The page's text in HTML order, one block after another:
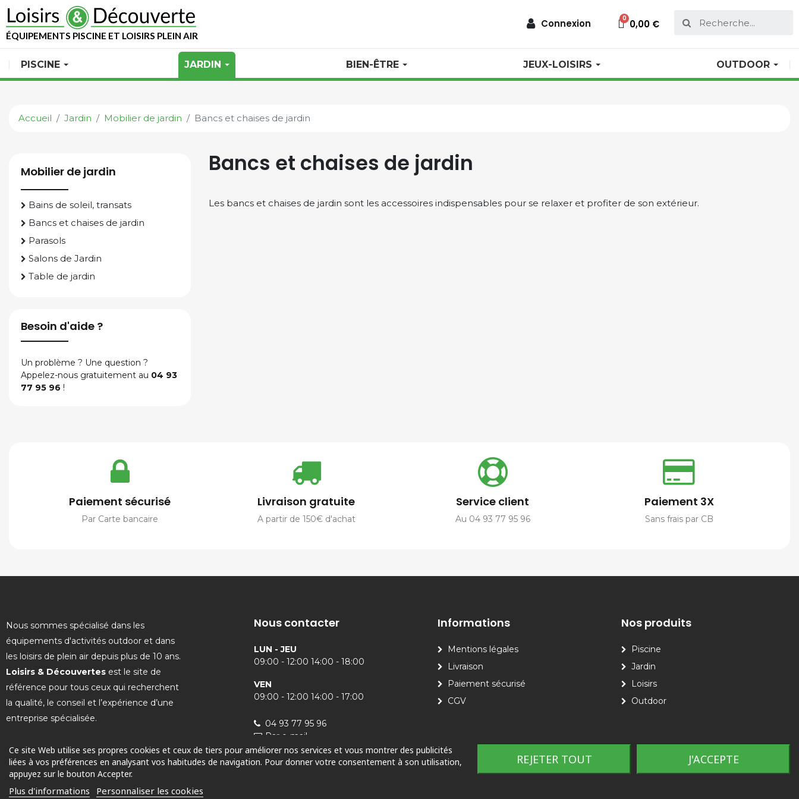
ÉQUIPEMENTS PISCINE ET LOISIRS PLEIN AIR
Connexion 0,00 €
PISCINE JARDIN BIEN-ÊTRE JEUX-LOISIRS OUTDOOR
Accueil Jardin Mobilier de jardin Bancs et chaises de jardin
Mobilier de jardin
Bains de soleil, transats
Bancs et chaises de jardin
Parasols
Salons de Jardin
Table de jardin
Besoin d'aide ?
Un problème ? Une question ?
Appelez-nous gratuitement au 04 93
77 95 96 !
Bancs et chaises de jardin
Les bancs et chaises de jardin sont les accessoires indispensables pour se relaxer et profiter de son extérieur.
Paiement sécurisé
Par Carte bancaire
Livraison gratuite
A partir de 150€ d'achat
Service client
Au 04 93 77 95 96
Paiement 3X
Sans frais par CB
Nous sommes spécialisé dans les
équipements d'activités outdoor et dans
les loisirs de plein air depuis plus de 10 ans.
Loisirs & Découvertes est le site de
référence pour tous ceux qui recherchent
la qualité, le conseil et l’expérience d’une
entreprise spécialisée.
Nous contacter
LUN - JEU
09:00 - 12:00 14:00 - 18:00
VEN
09:00 - 12:00 14:00 - 17:00
04 93 77 95 96
Par e-mail
Informations
Mentions légales
Livraison
Paiement sécurisé
CGV
Nos produits
Piscine
Jardin
Loisirs
Outdoor
© 2025 Tous droits réservés
Ce site Web utilise ses propres cookies et ceux de tiers pour améliorer nos services et vous montrer des publicités
liées à vos préférences en analysant vos habitudes de navigation. Pour donner votre consentement à son utilisation,
appuyez sur le bouton Accepter.
Plus d'informations Personnaliser les cookies
REJETER TOUT J'ACCEPTE